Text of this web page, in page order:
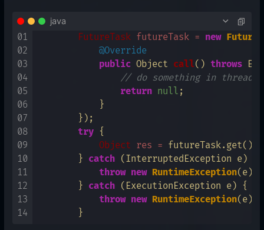
java
01
02
03
04
05
06
07
08
09
10
11
12
13
14
FutureTask futureTask = new
@Override
public Object call() throws
// do something in thread
return null ;
            }
        });
try {
Object res = futureTask.get();
        }
catch (InterruptedException e) {
throw new RuntimeException(e);
        }
catch (ExecutionException e) {
throw new RuntimeException(e);